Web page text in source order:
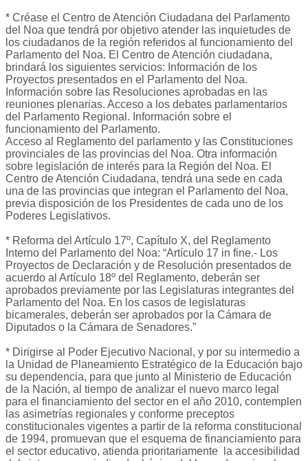
* Créase el Centro de Atención Ciudadana del Parlamento
del Noa que tendrá por objetivo atender las inquietudes de
los ciudadanos de la región referidos al funcionamiento del
Parlamento del Noa. El Centro de Atención ciudadana,
brindará los siguientes servicios: Información de los
Proyectos presentados en el Parlamento del Noa.
Información sobre las Resoluciones aprobadas en las
reuniones plenarias. Acceso a los debates parlamentarios
del Parlamento Regional. Información sobre el
funcionamiento del Parlamento.
Acceso al Reglamento del parlamento y las Constituciones
provinciales de las provincias del Noa. Otra información
sobre legislación de interés para la Región del Noa. El
Centro de Atención Ciudadana, tendrá una sede en cada
una de las provincias que integran el Parlamento del Noa,
previa disposición de los Presidentes de cada uno de los
Poderes Legislativos.
* Reforma del Artículo 17º, Capítulo X, del Reglamento
Interno del Parlamento del Noa: “Artículo 17 in fine.- Los
Proyectos de Declaración y de Resolución presentados de
acuerdo al Artículo 18º del Reglamento, deberán ser
aprobados previamente por las Legislaturas integrantes del
Parlamento del Noa. En los casos de legislaturas
bicamerales, deberán ser aprobados por la Cámara de
Diputados o la Cámara de Senadores.”
* Dirigirse al Poder Ejecutivo Nacional, y por su intermedio a
la Unidad de Planeamiento Estratégico de la Educación bajo
su dependencia, para que junto al Ministerio de Educación
de la Nación, al tiempo de analizar el nuevo marco legal
para el financiamiento del sector en el año 2010, contemplen
las asimetrías regionales y conforme preceptos
constitucionales vigentes a partir de la reforma constitucional
de 1994, promuevan que el esquema de financiamiento para
el sector educativo, atienda prioritariamente la accesibilidad